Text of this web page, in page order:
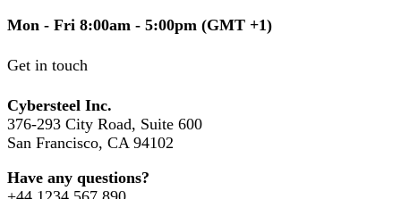
Mon - Fri 8:00am - 5:00pm (GMT +1)
Get in touch
Cybersteel Inc.
376-293 City Road, Suite 600
San Francisco, CA 94102
Have any questions?